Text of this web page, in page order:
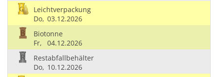
Leichtverpackung
Do, 03.12.2026
Biotonne
Fr,
04.12.2026
Restabfallbehälter
Do, 10.12.2026